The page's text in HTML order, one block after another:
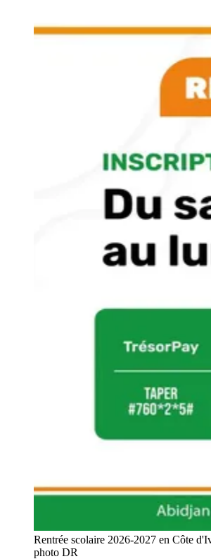
Rentrée scolaire 2026-2027 en Côte
photo DR